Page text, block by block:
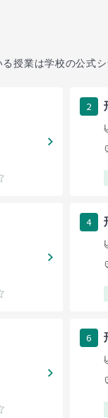
授業は学校の公式
2
4
6